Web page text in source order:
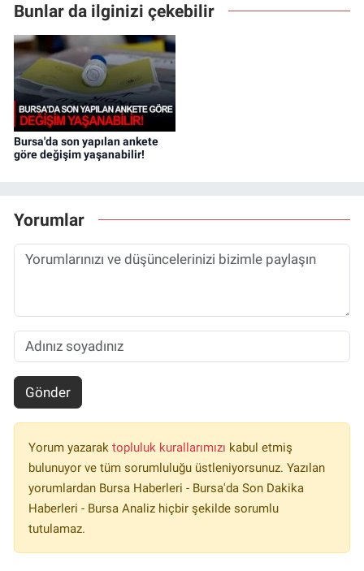
Bunlar da ilginizi çekebilir
Bursa'da son yapılan ankete
göre değişim yaşanabilir!
Yorumlar
Gönder
Yorum yazarak topluluk kurallarımızı kabul etmiş
bulunuyor ve tüm sorumluluğu üstleniyorsunuz. Yazılan
yorumlardan Bursa Haberleri - Bursa'da Son Dakika
Haberleri - Bursa Analiz hiçbir şekilde sorumlu
tutulamaz.